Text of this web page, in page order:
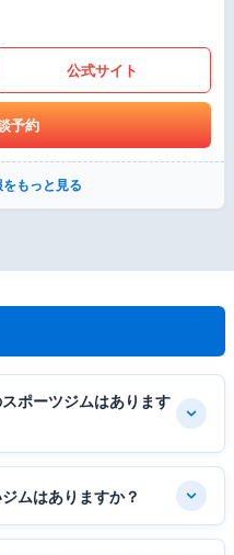
公式サイト
予約
もっと見る
ポーツジムはあります
ムはありますか？